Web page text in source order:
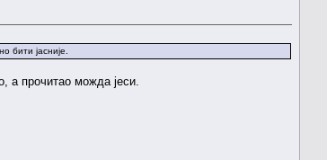
бити јасније.
а прочитао можда јеси.